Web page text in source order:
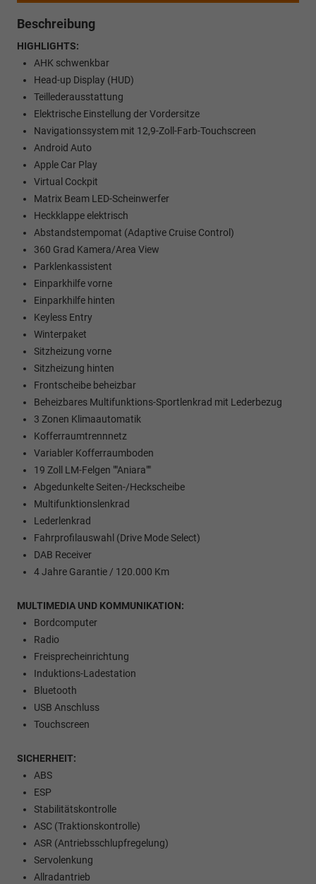
Beschreibung
HIGHLIGHTS:
AHK schwenkbar
Head-up Display (HUD)
Teillederausstattung
Elektrische Einstellung der Vordersitze
Navigationssystem mit 12,9-Zoll-Farb-Touchscreen
Android Auto
Apple Car Play
Virtual Cockpit
Matrix Beam LED-Scheinwerfer
Heckklappe elektrisch
Abstandstempomat (Adaptive Cruise Control)
360 Grad Kamera/Area View
Parklenkassistent
Einparkhilfe vorne
Einparkhilfe hinten
Keyless Entry
Winterpaket
Sitzheizung vorne
Sitzheizung hinten
Frontscheibe beheizbar
Beheizbares Multifunktions-Sportlenkrad mit Lederbezug
3 Zonen Klimaautomatik
Kofferraumtrennnetz
Variabler Kofferraumboden
19 Zoll LM-Felgen ""Aniara""
Abgedunkelte Seiten-/Heckscheibe
Multifunktionslenkrad
Lederlenkrad
Fahrprofilauswahl (Drive Mode Select)
DAB Receiver
4 Jahre Garantie / 120.000 Km
MULTIMEDIA UND KOMMUNIKATION:
Bordcomputer
Radio
Freisprecheinrichtung
Induktions-Ladestation
Bluetooth
USB Anschluss
Touchscreen
SICHERHEIT:
ABS
ESP
Stabilitätskontrolle
ASC (Traktionskontrolle)
ASR (Antriebsschlupfregelung)
Servolenkung
Allradantrieb